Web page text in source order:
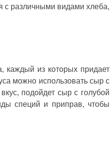
с различными видами хлеба,
из которых придает
можно использовать сыр с
подойдет сыр с голубой
специй и приправ, чтобы